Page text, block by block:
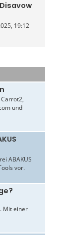
19:12
und
ABAKUS
vor.
Mit einer